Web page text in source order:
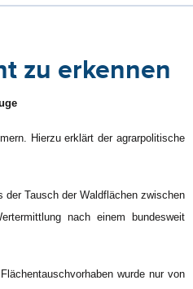
zu erkennen
Hierzu erklärt der agrarpolitische
der Tausch der Waldflächen zwischen
nach einem bundesweit
wurde nur von